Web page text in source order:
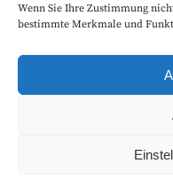
Wenn Sie Ihre Zustimmung
bestimmte Merkmale und
Instagram